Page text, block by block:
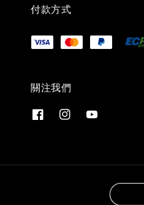
付款方式
關注我們